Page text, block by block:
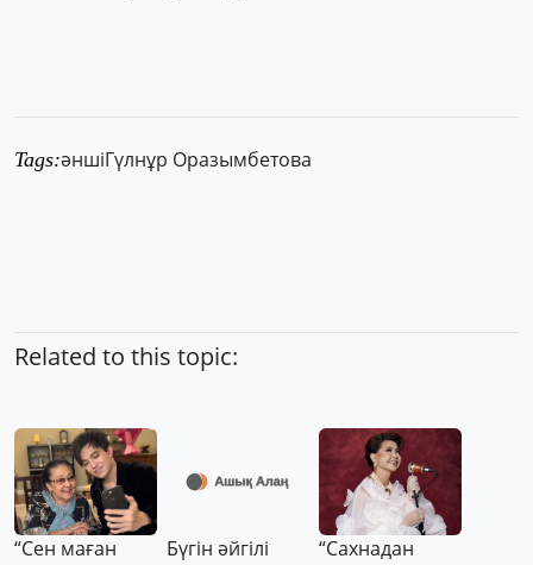
Tags:әншіГүлнұр Оразымбетова
Related to this topic:
“Сен маған
Бүгін әйгілі
“Сахнадан